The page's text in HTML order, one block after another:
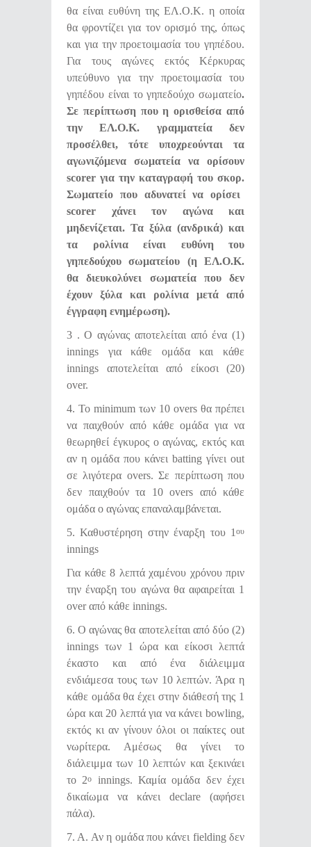
θα είναι ευθύνη της ΕΛ.Ο.Κ. η οποία
θα φροντίζει για τον ορισμό της, όπως
και για την προετοιμασία του γηπέδου.
Για τους αγώνες εκτός Κέρκυρας
υπεύθυνο για την προετοιμασία του
γηπέδου είναι το γηπεδούχο σωματείο.
Σε περίπτωση που η ορισθείσα από
την ΕΛ.Ο.Κ. γραμματεία δεν
προσέλθει, τότε υποχρεούνται τα
αγωνιζόμενα σωματεία να ορίσουν
scorer για την καταγραφή του σκορ.
Σωματείο που αδυνατεί να ορίσει
scorer χάνει τον αγώνα και
μηδενίζεται. Τα ξύλα (ανδρικά) και
τα ρολίνια είναι ευθύνη του
γηπεδούχου σωματείου (η ΕΛ.Ο.Κ.
θα διευκολύνει σωματεία που δεν
έχουν ξύλα και ρολίνια μετά από
έγγραφη ενημέρωση).
3 . Ο αγώνας αποτελείται από ένα (1)
innings για κάθε ομάδα και κάθε
innings αποτελείται από είκοσι (20)
over.
4. Το minimum των 10 overs θα πρέπει
να παιχθούν από κάθε ομάδα για να
θεωρηθεί έγκυρος ο αγώνας, εκτός και
αν η ομάδα που κάνει batting γίνει out
σε λιγότερα overs. Σε περίπτωση που
δεν παιχθούν τα 10 overs από κάθε
ομάδα ο αγώνας επαναλαμβάνεται.
5. Καθυστέρηση στην έναρξη του 1 ου
innings
Για κάθε 8 λεπτά χαμένου χρόνου πριν
την έναρξη του αγώνα θα αφαιρείται 1
over από κάθε innings.
6. Ο αγώνας θα αποτελείται από δύο (2)
innings των 1 ώρα και είκοσι λεπτά
έκαστο και από ένα διάλειμμα
ενδιάμεσα τους των 10 λεπτών. Άρα η
κάθε ομάδα θα έχει στην διάθεσή της 1
ώρα και 20 λεπτά για να κάνει bowling,
εκτός κι αν γίνουν όλοι οι παίκτες out
νωρίτερα. Αμέσως θα γίνει το
διάλειμμα των 10 λεπτών και ξεκινάει
το 2ο
innings. Καμία ομάδα δεν έχει
δικαίωμα να κάνει declare (αφήσει
πάλα).
7. Α. Αν η ομάδα που κάνει fielding δεν